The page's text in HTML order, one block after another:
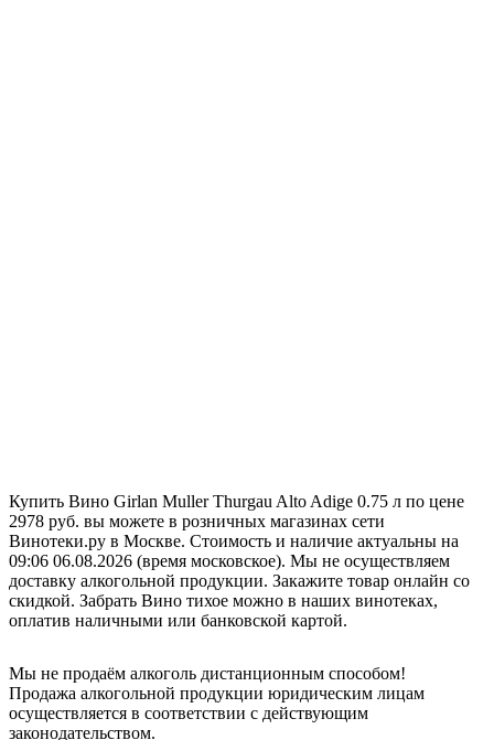
Купить Вино Girlan Muller Thurgau Alto Adige 0.75 л по цене
2978 руб. вы можете в розничных магазинах сети
Винотеки.ру в Москве. Стоимость и наличие актуальны на
09:06 06.08.2026 (время московское). Мы не осуществляем
доставку алкогольной продукции. Закажите товар онлайн со
скидкой. Забрать Вино тихое можно в наших винотеках,
оплатив наличными или банковской картой.
Мы не продаём алкоголь дистанционным способом!
Продажа алкогольной продукции юридическим лицам
осуществляется в соответствии с действующим
законодательством.